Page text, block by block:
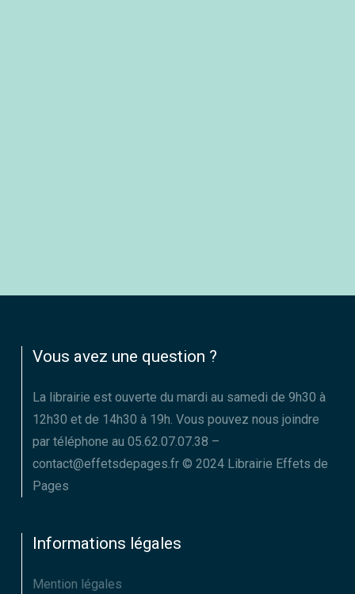
Vous avez une question ?
La librairie est ouverte du mardi au samedi de 9h30 à
12h30 et de 14h30 à 19h. Vous pouvez nous joindre
par téléphone au 05.62.07.07.38 –
contact@effetsdepages.fr © 2024 Librairie Effets de
Pages
Informations légales
Mention légales